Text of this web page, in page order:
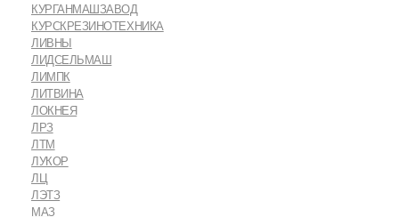
КУРГАНМАШЗАВОД
КУРСКРЕЗИНОТЕХНИКА
ЛИВНЫ
ЛИДСЕЛЬМАШ
ЛИМПК
ЛИТВИНА
ЛОКНЕЯ
ЛРЗ
ЛТМ
ЛУКОР
ЛЦ
ЛЭТЗ
МАЗ